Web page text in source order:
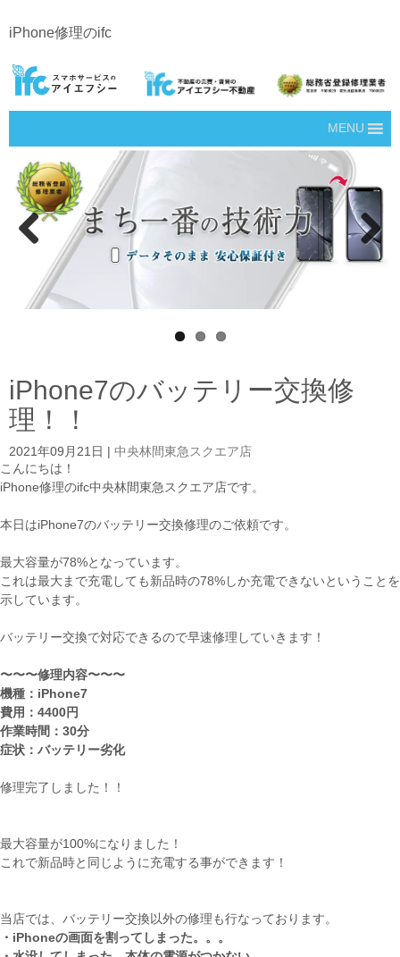
iPhone修理のifc
MENU
Next
iPhone7のバッテリー交換修
理！！
2021年09月21日
中央林間東急スクエア店
こんにちは！
iPhone修理のifc中央林間東急スクエア店です。
本日はiPhone7のバッテリー交換修理のご依頼です。
最大容量が78%となっています。
これは最大まで充電しても新品時の78%しか充電できないということを
示しています。
バッテリー交換で対応できるので早速修理していきます！
〜〜〜修理内容〜〜〜
機種：iPhone7
費用：4400円
作業時間：30分
症状：バッテリー劣化
修理完了しました！！
最大容量が100%になりました！
これで新品時と同じように充電する事ができます！
当店では、バッテリー交換以外の修理も行なっております。
・iPhoneの画面を割ってしまった。。。